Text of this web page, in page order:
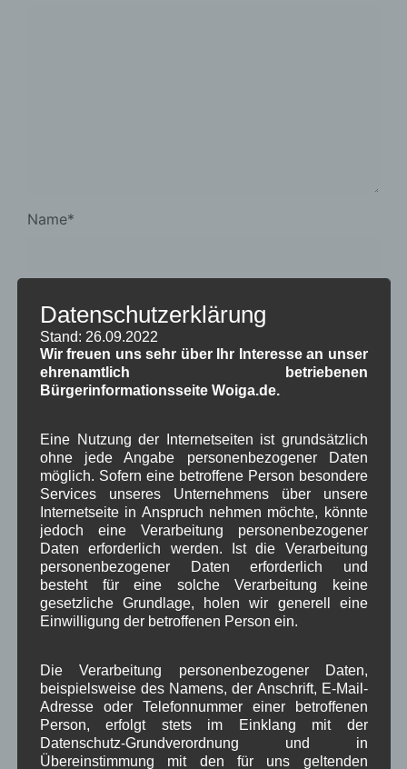
Name*
Website
Meinen Namen, E-Mail-Adresse und Website in
diesem Browser für meinen nächsten
Kommentar speichern.
*Datenschutzbedingungen akzeptieren
Kategorien für Beiträge
Datenschutzerklärung
Stand: 26.09.2022
Wir freuen uns sehr über Ihr Interesse an unser
ehrenamtlich betriebenen
Bürgerinformationsseite Woiga.de.
Eine Nutzung der Internetseiten ist grundsätzlich
ohne jede Angabe personenbezogener Daten
möglich. Sofern eine betroffene Person besondere
Services unseres Unternehmens über unsere
Internetseite in Anspruch nehmen möchte, könnte
jedoch eine Verarbeitung personenbezogener
Daten erforderlich werden. Ist die Verarbeitung
personenbezogener Daten erforderlich und
besteht für eine solche Verarbeitung keine
gesetzliche Grundlage, holen wir generell eine
Einwilligung der betroffenen Person ein.
Die Verarbeitung personenbezogener Daten,
beispielsweise des Namens, der Anschrift, E-Mail-
Adresse oder Telefonnummer einer betroffenen
Person, erfolgt stets im Einklang mit der
Datenschutz-Grundverordnung und in
Übereinstimmung mit den für uns geltenden